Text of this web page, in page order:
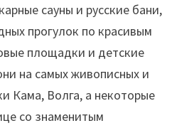
сауны и русские бани,
прогулок по красивым
площадки и детские
на самых живописных и
Кама, Волга, а некоторые
со знаменитым